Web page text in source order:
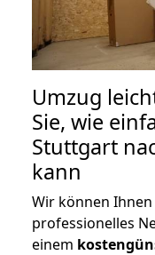
Umzug
Sie, wie
Stuttgart
kann
Wir können
professionelles
einem